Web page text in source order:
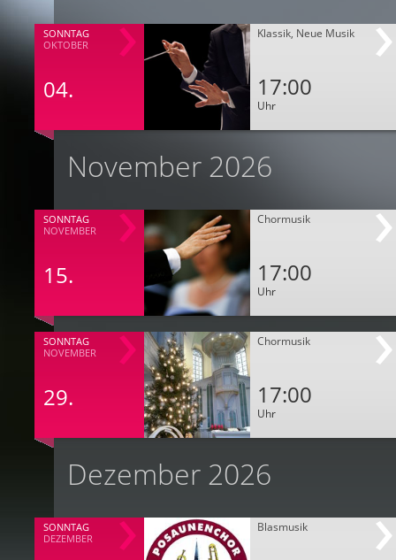
SONNTAG
OKTOBER
04.
Klassik, Neue Musik
17:00
Uhr
November 2026
SONNTAG
NOVEMBER
15.
Chormusik
17:00
Uhr
SONNTAG
NOVEMBER
29.
Chormusik
17:00
Uhr
Dezember 2026
SONNTAG
DEZEMBER
Blasmusik